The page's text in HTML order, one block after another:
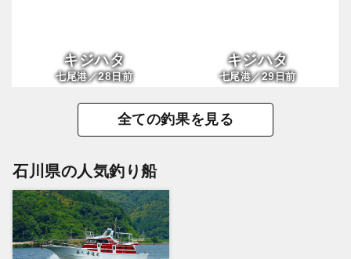
キジハタ
七尾港／28日前
キジハタ
七尾港／29日前
全ての釣果を見る
石川県の人気釣り船